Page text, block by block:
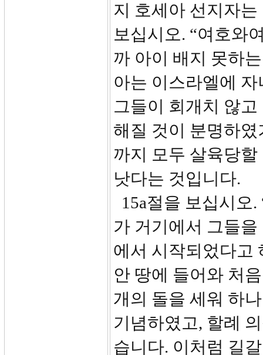
지 호세아 선지자
보십시오. “여호와
까 아이 배지 못하
아는 이스라엘에
그들이 회개치 않
해질 것이 분명하
까지 모두 살육당
낫다는 것입니다.
15a절을 보십시오
가 거기에서 그들
에서 시작되었다고
안 땅에 들어와 처
개의 돌을 세워 하
기념하였고, 할례
습니다. 이처럼 길